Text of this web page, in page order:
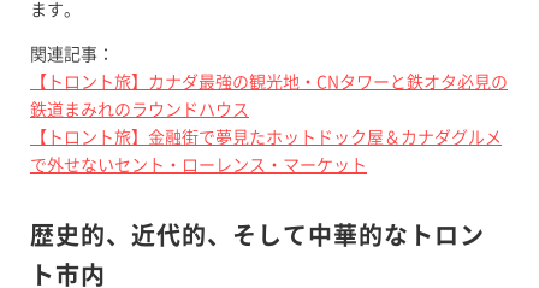
ます。
関連記事：
【トロント旅】カナダ最強の観光地・CNタワーと鉄オタ必見の
鉄道まみれのラウンドハウス
【トロント旅】金融街で夢見たホットドック屋＆カナダグルメ
で外せないセント・ローレンス・マーケット
歴史的、近代的、そして中華的なトロン
ト市内